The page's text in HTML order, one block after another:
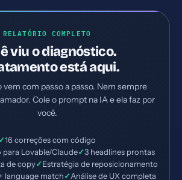
RELATÓRIO COMPLETO
viu o diagnóstico.
está aqui.
vem com passo a passo. Nem sempre
Cole o prompt na IA e ela faz por
você.
✓16 correções com código
Lovable/Claude✓3 headlines prontas
de copy✓Estratégia de reposicionamento
language match✓Análise de UX completa